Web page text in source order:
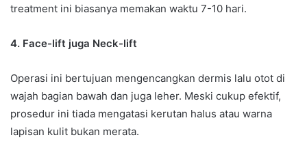
treatment ini biasanya memakan waktu 7-10 hari.
4. Face-lift juga Neck-lift
Operasi ini bertujuan mengencangkan dermis lalu otot di
wajah bagian bawah dan juga leher. Meski cukup efektif,
prosedur ini tiada mengatasi kerutan halus atau warna
lapisan kulit bukan merata.